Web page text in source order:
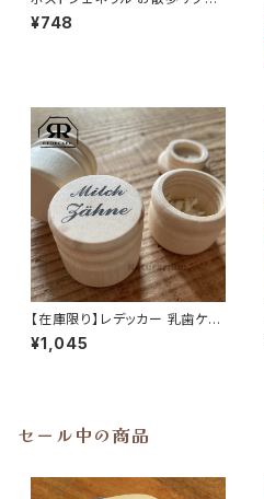
ッグ コンビニバッグ POST GE
NERAL エコバッグ
¥748
【在庫限り】レデッカー 乳歯ケー
ス パピーの乳歯入れ 犬 3.5cm
REDECKER
¥1,045
セール中の商品